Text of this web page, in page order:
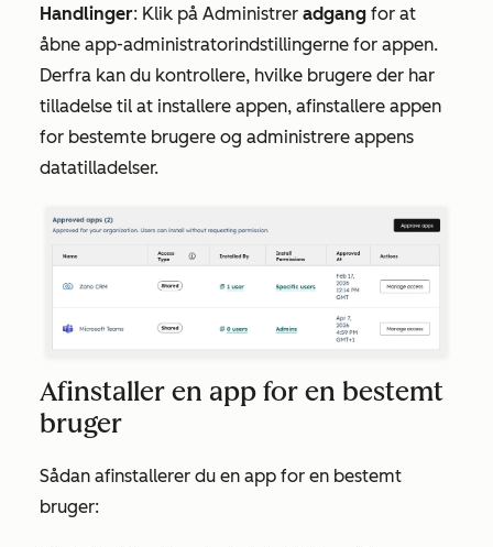
Handlinger: Klik på Administrer adgang for at
åbne app-administratorindstillingerne for appen.
Derfra kan du kontrollere, hvilke brugere der har
tilladelse til at installere appen, afinstallere appen
for bestemte brugere og administrere appens
datatilladelser.
Afinstaller en app for en bestemt
bruger
Sådan afinstallerer du en app for en bestemt
bruger: